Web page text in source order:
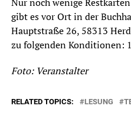
gibt es vor Ort in der
Hauptstraße 26, 58313
zu folgenden Konditionen:
Foto: Veranstalter
RELATED TOPICS: LESUNG